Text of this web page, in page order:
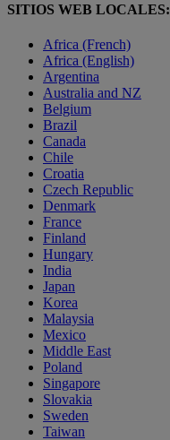
SITIOS WEB LOCALES:
Africa (French)
Africa (English)
Argentina
Australia and NZ
Belgium
Brazil
Canada
Chile
Croatia
Czech Republic
Denmark
France
Finland
Hungary
India
Japan
Korea
Malaysia
Mexico
Middle East
Poland
Singapore
Slovakia
Sweden
Taiwan